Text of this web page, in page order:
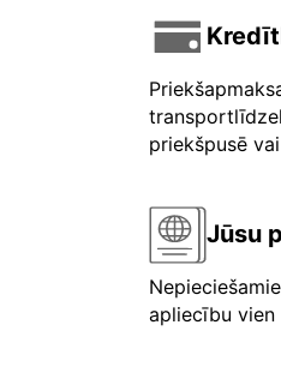
priekšpusē
Jūsu
apliecību vien